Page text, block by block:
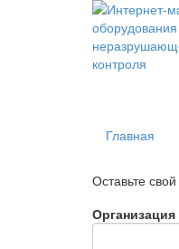
Главная
Оставьте
Организация